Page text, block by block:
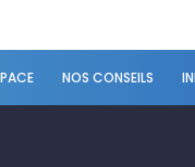
NOS CONSEILS